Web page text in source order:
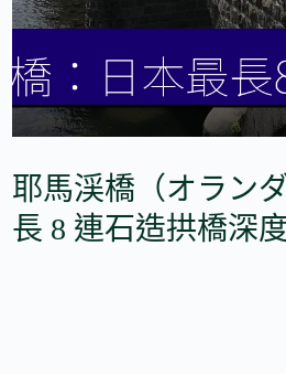
耶馬渓橋（オラン
長 8 連石造拱橋深